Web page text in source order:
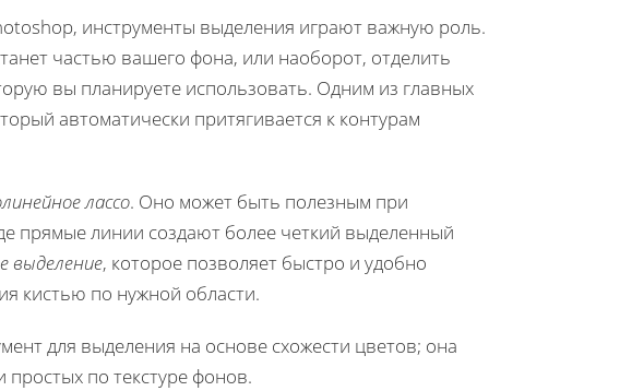
инструменты выделения играют важную роль.
частью вашего фона, или наоборот, отделить
вы планируете использовать. Одним из главных
автоматически притягивается к контурам
лассо. Оно может быть полезным при
прямые линии создают более четкий выделенный
выделение, которое позволяет быстро и удобно
кистью по нужной области.
для выделения на основе схожести цветов; она
по текстуре фонов.